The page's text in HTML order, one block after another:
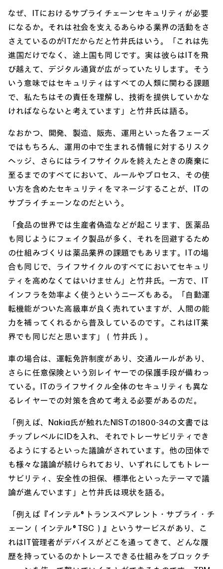
なぜ、ITにおけるサプライチェーンセキュリティが必要
になるか。それは社会を支えるあらゆる業界の活動をさ
さえているのがITだからだと竹井氏はいう。「これは先
進国だけでなく、途上国も同じです。実は彼らはITを飛
び越えて、デジタル通貨が広がっていたりします。そう
いう意味ではセキュリティはすべての人類に関わる課題
で、私たちはその責任を理解し、技術を提供していかな
ければならないと考えています」と竹井氏は語る。
なおかつ、開発、製造、販売、運用といった各フェーズ
ではもちろん、運用の中で生まれる情報に対するリスク
ヘッジ、さらにはライフサイクルを終えたときの廃棄に
至るまでのすべてにおいて、ルールやプロセス、その使
い方を含めたセキュリティをマネージすることが、ITの
サプライチェーンなのだという。
「食品の世界では生産者偽造などが起こります、医薬品
も同じようにフェイク製品が多く、それを回避するため
の仕組みづくりは薬品業界の課題でもあります。ITの場
合も同じで、ライフサイクルのすべてにおいてセキュリ
ティを高めなくてはいけません」と竹井氏。一方で、IT
インフラを効率よく使うというニーズもある。「自動運
転機能がついた高級車が良く売れていますが、人間の能
力を補ってくれるから普及しているのです。これはIT業
界でも同じだと思います」（竹井氏）。
車の場合は、運転免許制度があり、交通ルールがあり、
さらに任意保険という別レイヤーでの保護手段が備わっ
ている。ITのライフサイクル全体のセキュリティも異な
るレイヤーでの対策を含めて考える必要があるのだ。
「例えば、Nakia氏が触れたNISTの1800-34の文書では
チップレベルにIDを入れ、それでトレーサビリティでき
るようにするといった議論がされています。他の団体で
も様々な議論が続けられており、いずれにしてもトレー
サビリティ、安全性の担保、標準化といったテーマで議
論が進んでいます」と竹井氏は現状を語る。
「例えば『インテル® トランスペアレント・サプライ・チ
ェーン（インテル® TSC）』というサービスがあり、こ
れはIT管理者がデバイスがどこを通ってきて、どんな履
歴を持っているのかトレースできる仕組みをブロックチ